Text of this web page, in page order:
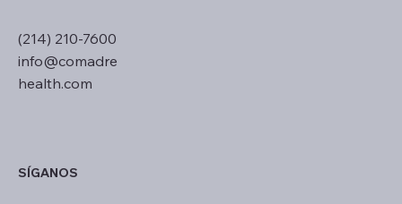
(214) 210-7600
info@comadre
health.com
SÍGANOS